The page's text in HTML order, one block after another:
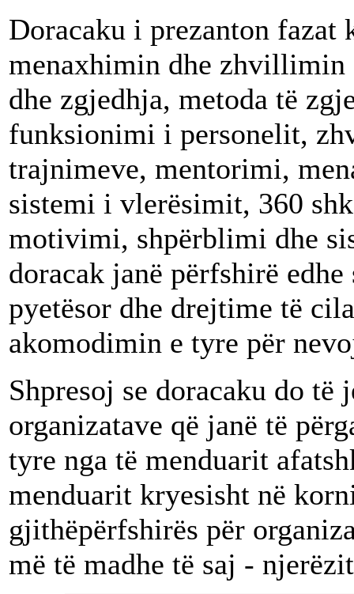
Doracaku i prezanton fazat
menaxhimin dhe zhvillimin
dhe zgjedhja, metoda të
funksionimi i personelit,
trajnimeve, mentorimi,
sistemi i vlerësimit, 360
motivimi, shpërblimi dhe
doracak janë përfshirë
pyetësor dhe drejtime të
akomodimin e tyre për
Shpresoj se doracaku do
organizatave që janë të
tyre nga të menduarit
menduarit kryesisht në
gjithëpërfshirës për
më të madhe të saj -